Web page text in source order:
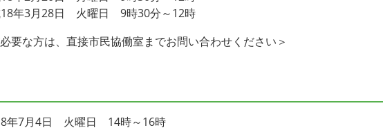
年3月28日 火曜日 9時30分～12時
要な方は、直接市民協働室までお問い合わせください＞
年7月4日 火曜日 14時～16時